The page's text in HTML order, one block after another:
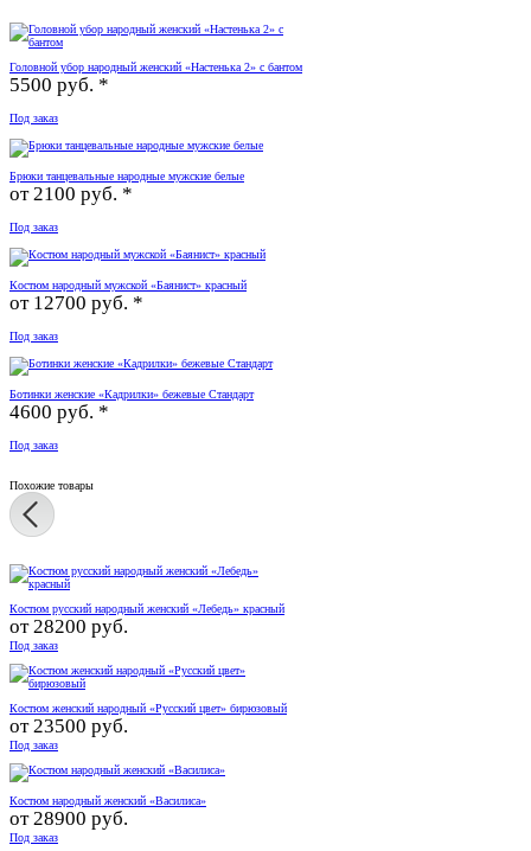
Головной убор народный женский «Настенька 2» с бантом
5500 руб. *
Под заказ
Брюки танцевальные народные мужские белые
от2100 руб. *
Под заказ
Костюм народный мужской «Баянист» красный
от 12700 руб. *
Под заказ
Ботинки женские «Кадрилки» бежевые Стандарт
4600 руб. *
Под заказ
Похожие товары
Костюм русский народный женский «Лебедь» красный
от28200 руб.
Под заказ
Костюм женский народный «Русский цвет» бирюзовый
от23500 руб.
Под заказ
Костюм народный женский «Василиса»
от28900 руб.
Под заказ